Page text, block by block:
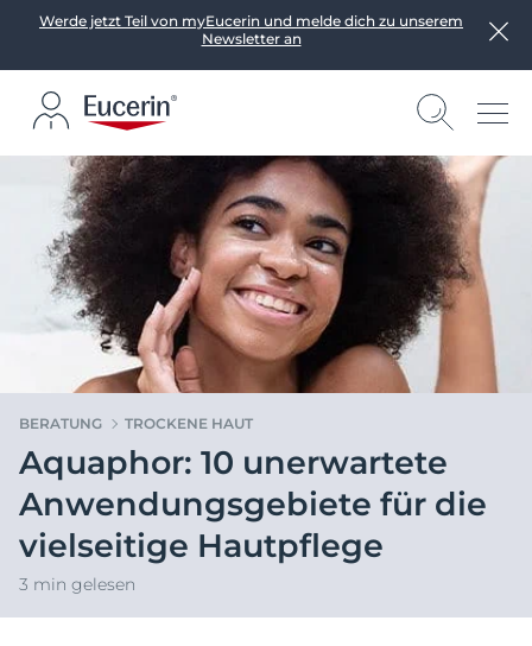
Werde jetzt Teil von myEucerin und melde dich zu unserem
Newsletter an
BERATUNG TROCKENE HAUT
Aquaphor: 10 unerwartete
Anwendungsgebiete für die
vielseitige Hautpflege
3 min gelesen